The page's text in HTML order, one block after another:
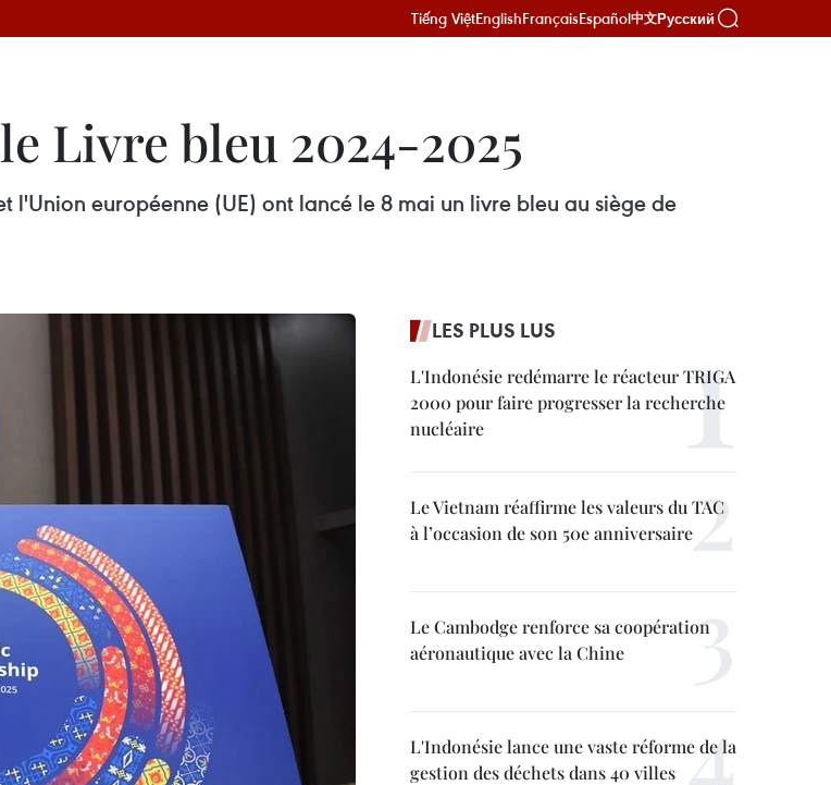
Tiếng ViệtEnglishFrançaisEspañol中文Русский
Livre bleu 2024-2025
l'Union européenne (UE) ont lancé le 8 mai un livre bleu au siège de
LES PLUS LUS
L'Indonésie redémarre le réacteur TRIGA
2000 pour faire progresser la recherche
nucléaire
Le Vietnam réaffirme les valeurs du TAC
à l’occasion de son 50e anniversaire
Le Cambodge renforce sa coopération
aéronautique avec la Chine
L'Indonésie lance une vaste réforme de la
gestion des déchets dans 40 villes